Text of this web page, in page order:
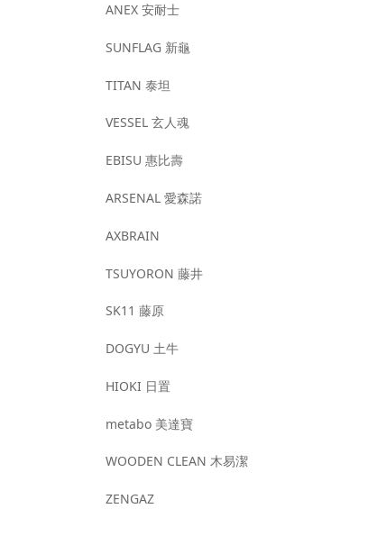
ANEX 安耐士
SUNFLAG 新龜
TITAN 泰坦
VESSEL 玄人魂
EBISU 惠比壽
ARSENAL 愛森諾
AXBRAIN
TSUYORON 藤井
SK11 藤原
DOGYU 土牛
HIOKI 日置
metabo 美達寶
WOODEN CLEAN 木易潔
ZENGAZ